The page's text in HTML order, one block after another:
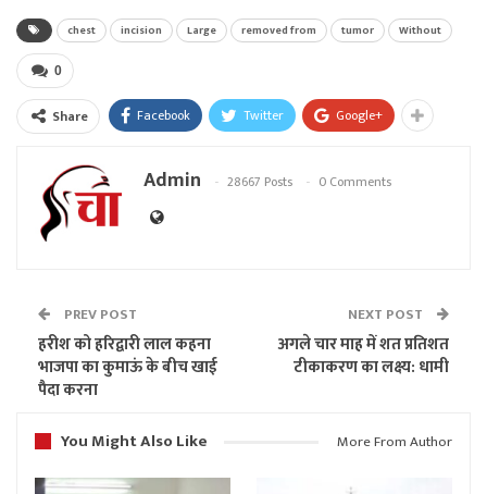
chest incision Large removed from tumor Without
0
Share Facebook Twitter Google+
Admin 28667 Posts 0 Comments
PREV POST
हरीश को हरिद्वारी लाल कहना
भाजपा का कुमाऊं के बीच खाई
पैदा करना
NEXT POST
अगले चार माह में शत प्रतिशत
टीकाकरण का लक्ष्य: धामी
You Might Also Like More From Author